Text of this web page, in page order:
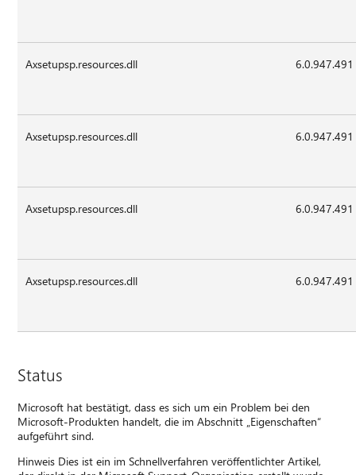
Axsetupsp.resources.dll 6.0.947.491
Axsetupsp.resources.dll 6.0.947.491
Axsetupsp.resources.dll 6.0.947.491
Axsetupsp.resources.dll 6.0.947.491
Status
Microsoft hat bestätigt, dass es sich um ein Problem bei den
Microsoft-Produkten handelt, die im Abschnitt „Eigenschaften“
aufgeführt sind.
Hinweis Dies ist ein im Schnellverfahren veröffentlichter Artikel,